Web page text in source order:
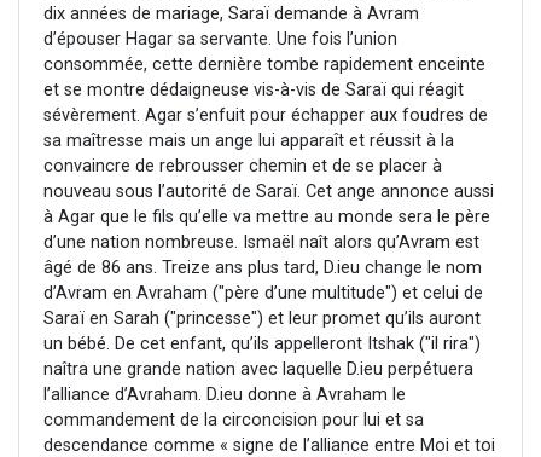
dix années de mariage, Saraï demande à Avram
d’épouser Hagar sa servante. Une fois l’union
consommée, cette dernière tombe rapidement enceinte
et se montre dédaigneuse vis-à-vis de Saraï qui réagit
sévèrement. Agar s’enfuit pour échapper aux foudres de
sa maîtresse mais un ange lui apparaît et réussit à la
convaincre de rebrousser chemin et de se placer à
nouveau sous l’autorité de Saraï. Cet ange annonce aussi
à Agar que le fils qu’elle va mettre au monde sera le père
d’une nation nombreuse. Ismaël naît alors qu’Avram est
âgé de 86 ans. Treize ans plus tard, D.ieu change le nom
d’Avram en Avraham ("père d’une multitude") et celui de
Saraï en Sarah ("princesse") et leur promet qu’ils auront
un bébé. De cet enfant, qu’ils appelleront Itshak ("il rira")
naîtra une grande nation avec laquelle D.ieu perpétuera
l’alliance d’Avraham. D.ieu donne à Avraham le
commandement de la circoncision pour lui et sa
descendance comme « signe de l’alliance entre Moi et toi